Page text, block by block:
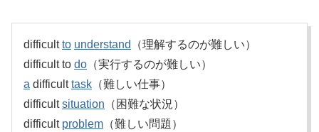
difficultto understand
（理解するのが難しい）
difficult to do （実行するのが難しい）
a difficulttask （難しい仕事）
difficultsituation （困難な状況）
difficult problem （難しい問題）